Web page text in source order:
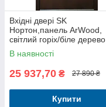
Вхідні двері SK
Нортон,панель ArWood,
світлий горіх/біле дерево
вуличні комплектація
Елегант+Терморозрив
В наявності
25 937,70 ₴ 27 890 ₴
Купити